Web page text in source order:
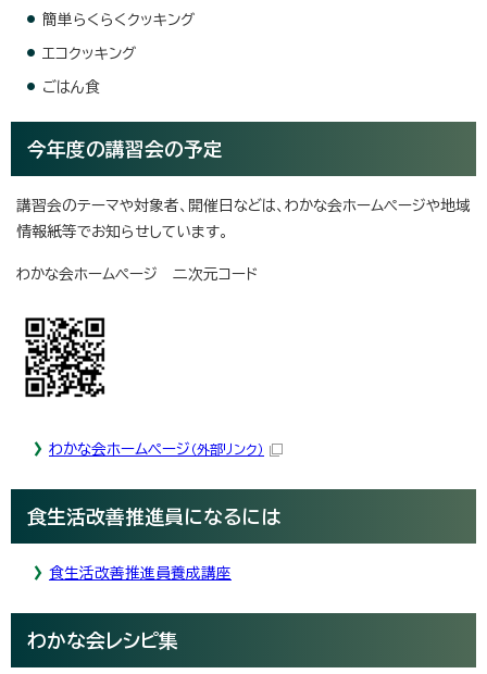
簡単らくらくクッキング
エコクッキング
ごはん食
今年度の講習会の予定
講習会のテーマや対象者、開催日などは、わかな会ホームページや地域
情報紙等でお知らせしています。
わかな会ホームページ 二次元コード
わかな会ホームページ （外部リンク）
食生活改善推進員になるには
食生活改善推進員養成講座
わかな会レシピ集